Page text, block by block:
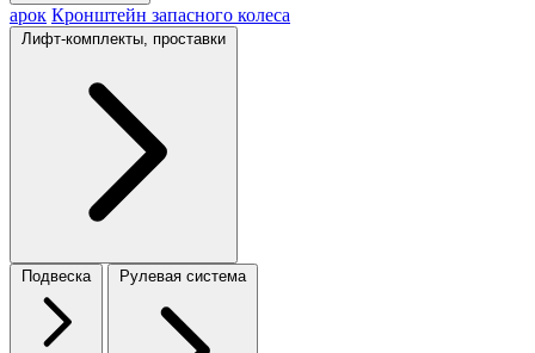
арок Кронштейн запасного колеса
Лифт-комплекты, проставки
Подвеска Рулевая система